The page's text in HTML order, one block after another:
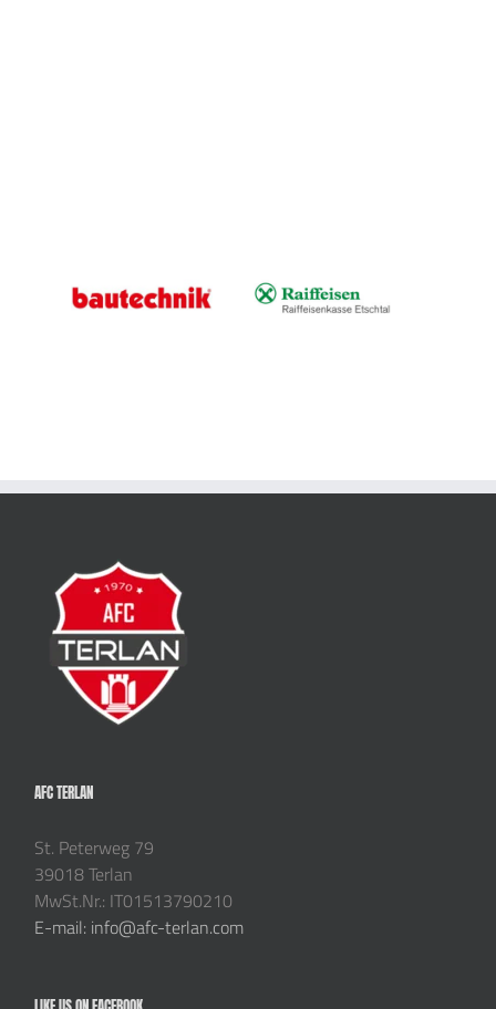
AFC TERLAN
St. Peterweg 79
39018 Terlan
MwSt.Nr.: IT01513790210
E-mail: info@afc-terlan.com